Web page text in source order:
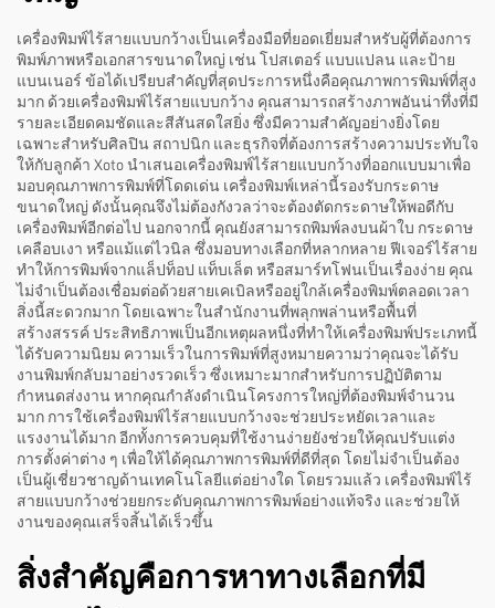
เครื่องพิมพ์ไร้สายแบบกว้างเป็นเครื่องมือที่ยอดเยี่ยมสำหรับผู้ที่ต้องการ
พิมพ์ภาพหรือเอกสารขนาดใหญ่ เช่น โปสเตอร์ แบบแปลน และป้าย
แบนเนอร์ ข้อได้เปรียบสำคัญที่สุดประการหนึ่งคือคุณภาพการพิมพ์ที่สูง
มาก ด้วยเครื่องพิมพ์ไร้สายแบบกว้าง คุณสามารถสร้างภาพอันน่าทึ่งที่มี
รายละเอียดคมชัดและสีสันสดใสยิ่ง ซึ่งมีความสำคัญอย่างยิ่งโดย
เฉพาะสำหรับศิลปิน สถาปนิก และธุรกิจที่ต้องการสร้างความประทับใจ
ให้กับลูกค้า Xoto นำเสนอเครื่องพิมพ์ไร้สายแบบกว้างที่ออกแบบมาเพื่อ
มอบคุณภาพการพิมพ์ที่โดดเด่น เครื่องพิมพ์เหล่านี้รองรับกระดาษ
ขนาดใหญ่ ดังนั้นคุณจึงไม่ต้องกังวลว่าจะต้องตัดกระดาษให้พอดีกับ
เครื่องพิมพ์อีกต่อไป นอกจากนี้ คุณยังสามารถพิมพ์ลงบนผ้าใบ กระดาษ
เคลือบเงา หรือแม้แต่ไวนิล ซึ่งมอบทางเลือกที่หลากหลาย ฟีเจอร์ไร้สาย
ทำให้การพิมพ์จากแล็ปท็อป แท็บเล็ต หรือสมาร์ทโฟนเป็นเรื่องง่าย คุณ
ไม่จำเป็นต้องเชื่อมต่อด้วยสายเคเบิลหรืออยู่ใกล้เครื่องพิมพ์ตลอดเวลา
สิ่งนี้สะดวกมาก โดยเฉพาะในสำนักงานที่พลุกพล่านหรือพื้นที่
สร้างสรรค์ ประสิทธิภาพเป็นอีกเหตุผลหนึ่งที่ทำให้เครื่องพิมพ์ประเภทนี้
ได้รับความนิยม ความเร็วในการพิมพ์ที่สูงหมายความว่าคุณจะได้รับ
งานพิมพ์กลับมาอย่างรวดเร็ว ซึ่งเหมาะมากสำหรับการปฏิบัติตาม
กำหนดส่งงาน หากคุณกำลังดำเนินโครงการใหญ่ที่ต้องพิมพ์จำนวน
มาก การใช้เครื่องพิมพ์ไร้สายแบบกว้างจะช่วยประหยัดเวลาและ
แรงงานได้มาก อีกทั้งการควบคุมที่ใช้งานง่ายยังช่วยให้คุณปรับแต่ง
การตั้งค่าต่าง ๆ เพื่อให้ได้คุณภาพการพิมพ์ที่ดีที่สุด โดยไม่จำเป็นต้อง
เป็นผู้เชี่ยวชาญด้านเทคโนโลยีแต่อย่างใด โดยรวมแล้ว เครื่องพิมพ์ไร้
สายแบบกว้างช่วยยกระดับคุณภาพการพิมพ์อย่างแท้จริง และช่วยให้
งานของคุณเสร็จสิ้นได้เร็วขึ้น
สิ่งสำคัญคือการหาทางเลือกที่มี